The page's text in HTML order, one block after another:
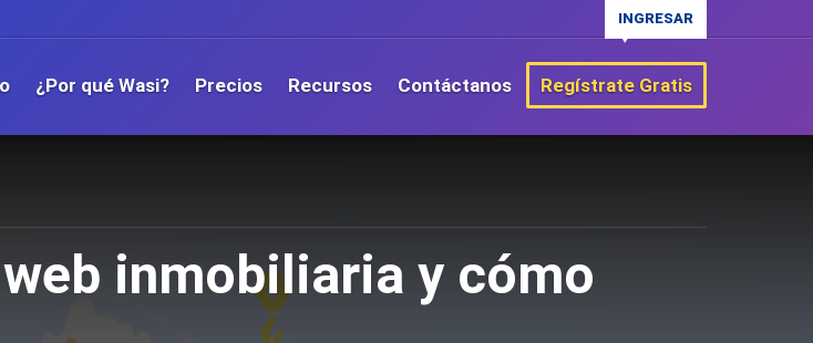
INGRESAR
¿Por qué Wasi? Precios Recursos Contáctanos Regístrate Gratis
inmobiliaria y cómo